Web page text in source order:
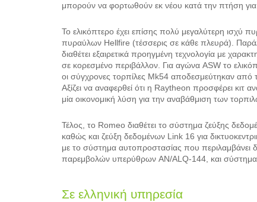
μπορούν να φορτωθούν εκ νέου κατά την πτήση
Το ελικόπτερο έχει επίσης πολύ μεγαλύτερη ισχύ
πυραύλων Hellfire (τέσσερις σε κάθε πλευρά).
διαθέτει εξαιρετικά προηγμένη τεχνολογία με
σε κορεσμένο περιβάλλον. Για αγώνα ASW το
οι σύγχρονες τορπίλες Mk54 αποδεσμεύτηκαν από
Αξίζει να αναφερθεί ότι η Raytheon προσφέρει
μία οικονομική λύση για την αναβάθμιση των
Τέλος, το Romeo διαθέτει το σύστημα ζεύξης
καθώς και ζεύξη δεδομένων Link 16 για
με το σύστημα αυτοπροστασίας που
παρεμβολών υπερύθρων AN/ALQ-144, και
Σε ελληνική υπηρεσία